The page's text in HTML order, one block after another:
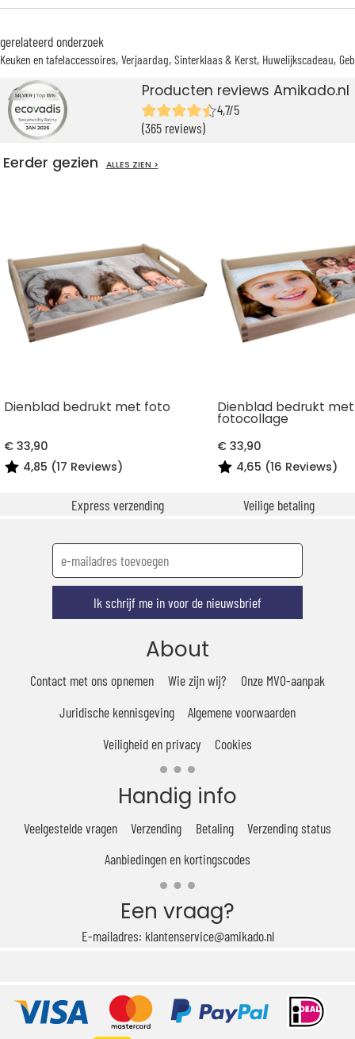
gerelateerd onderzoek
Keuken en tafelaccessoires Verjaardag Sinterklaas & Kerst Huwelijkscadeau
Producten reviews Amikado.nl
4,7/5
(365 reviews)
Eerder gezien ALLES ZIEN >
Dienblad bedrukt met foto
€ 33,90
4,85 (17 Reviews)
Dienblad bedrukt met
fotocollage
€ 33,90
4,65 (16 Reviews)
Express verzending Veilige betaling
Ik schrijf me in voor de nieuwsbrief
About
Contact met ons opnemen Wie zijn wij?
Onze MVO-aanpak
Juridische kennisgeving
Algemene voorwaarden
Veiligheid en privacy
Cookies
Handig info
Veelgestelde vragen Verzending Betaling
Verzending status
Aanbiedingen en kortingscodes
Een vraag?
E-mailadres: klantenservice@amikado.nl